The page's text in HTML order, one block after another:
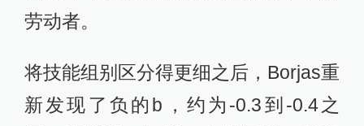
劳动者。
将技能组别区分得更细之后，Borjas重
新发现了负的b，约为-0.3到-0.4之